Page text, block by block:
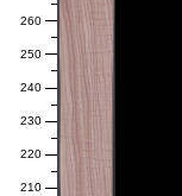
210
220
230
240
250
260